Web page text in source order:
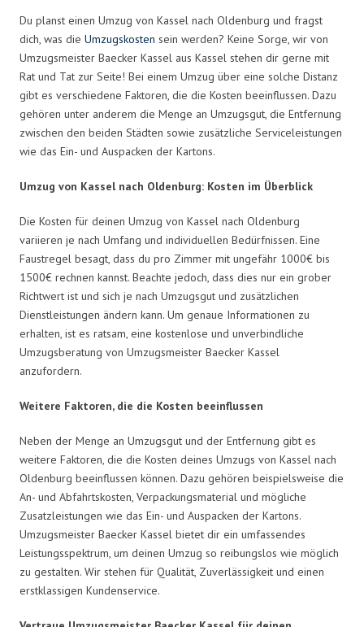
Du planst einen Umzug von Kassel nach Oldenburg und fragst
dich, was die Umzugskosten sein werden? Keine Sorge, wir von
Umzugsmeister Baecker Kassel aus Kassel stehen dir gerne mit
Rat und Tat zur Seite! Bei einem Umzug über eine solche Distanz
gibt es verschiedene Faktoren, die die Kosten beeinflussen. Dazu
gehören unter anderem die Menge an Umzugsgut, die Entfernung
zwischen den beiden Städten sowie zusätzliche Serviceleistungen
wie das Ein- und Auspacken der Kartons.
Umzug von Kassel nach Oldenburg: Kosten im Überblick
Die Kosten für deinen Umzug von Kassel nach Oldenburg
variieren je nach Umfang und individuellen Bedürfnissen. Eine
Faustregel besagt, dass du pro Zimmer mit ungefähr 1000€ bis
1500€ rechnen kannst. Beachte jedoch, dass dies nur ein grober
Richtwert ist und sich je nach Umzugsgut und zusätzlichen
Dienstleistungen ändern kann. Um genaue Informationen zu
erhalten, ist es ratsam, eine kostenlose und unverbindliche
Umzugsberatung von Umzugsmeister Baecker Kassel
anzufordern.
Weitere Faktoren, die die Kosten beeinflussen
Neben der Menge an Umzugsgut und der Entfernung gibt es
weitere Faktoren, die die Kosten deines Umzugs von Kassel nach
Oldenburg beeinflussen können. Dazu gehören beispielsweise die
An- und Abfahrtskosten, Verpackungsmaterial und mögliche
Zusatzleistungen wie das Ein- und Auspacken der Kartons.
Umzugsmeister Baecker Kassel bietet dir ein umfassendes
Leistungsspektrum, um deinen Umzug so reibungslos wie möglich
zu gestalten. Wir stehen für Qualität, Zuverlässigkeit und einen
erstklassigen Kundenservice.